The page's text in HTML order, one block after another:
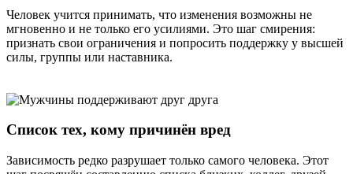
Человек учится принимать, что изменения возможны не
мгновенно и не только его усилиями. Это шаг смирения:
признать свои ограничения и попросить поддержку у высшей
силы, группы или наставника.
Список тех, кому причинён вред
Зависимость редко разрушает только самого человека. Этот